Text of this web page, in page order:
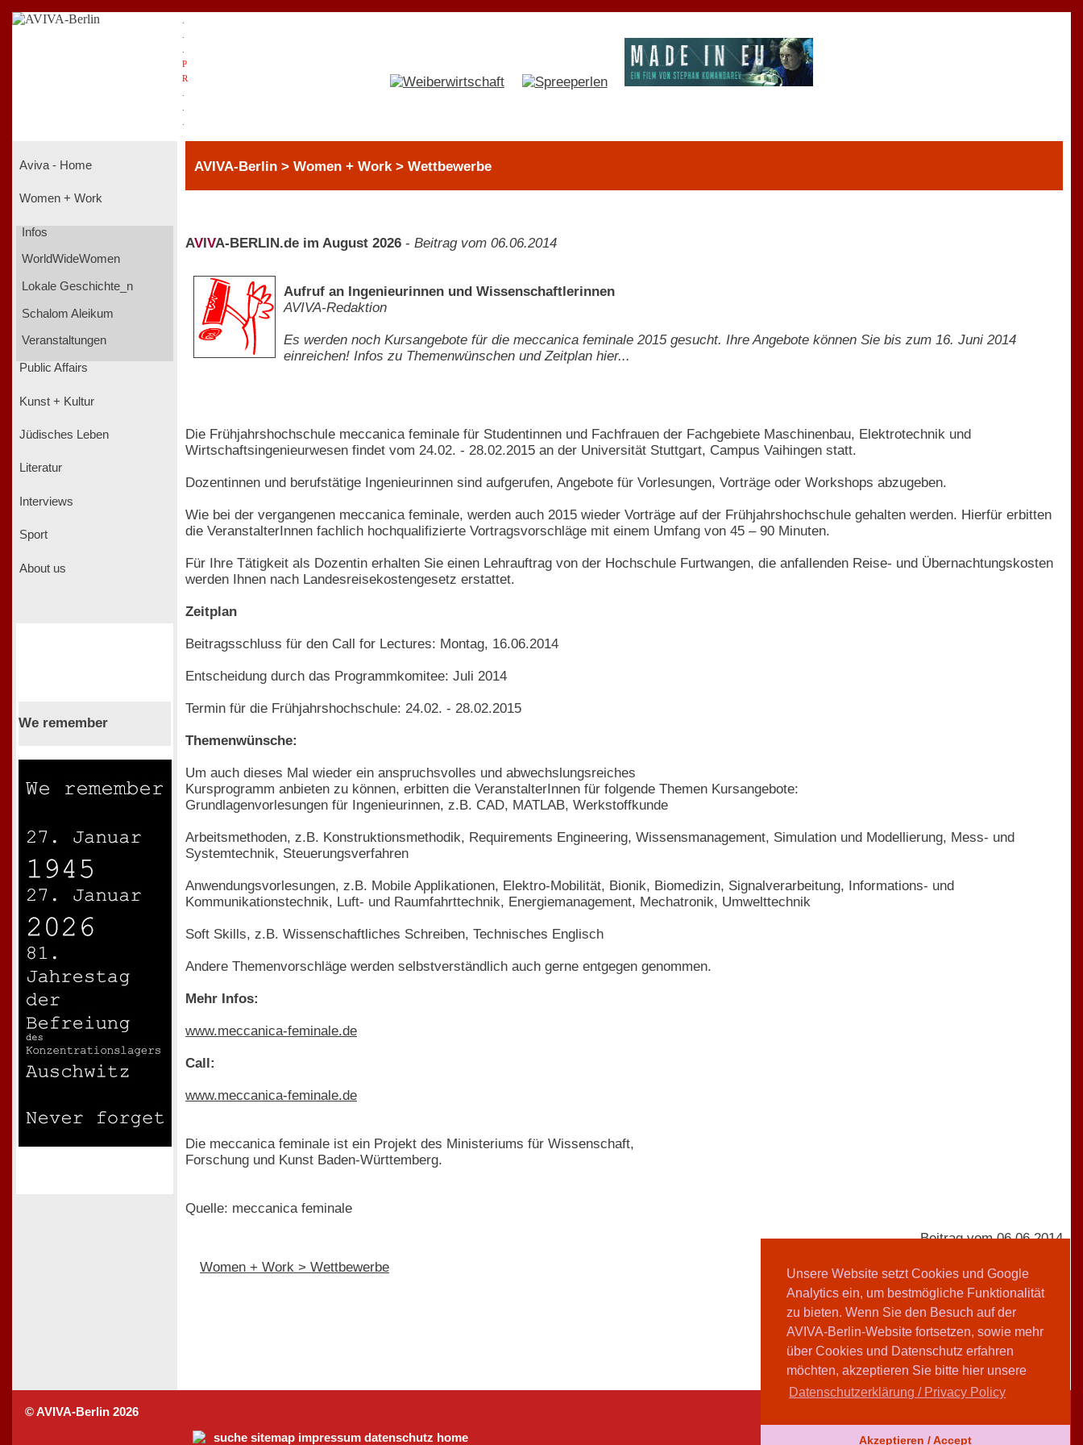
Unsere Website setzt Cookies und Google
Analytics ein, um bestmögliche Funktionalität
zu bieten. Wenn Sie den Besuch auf der
AVIVA-Berlin-Website fortsetzen, sowie mehr
über Cookies und Datenschutz erfahren
möchten, akzeptieren Sie bitte hier unsere
Datenschutzerklärung / Privacy Policy
Akzeptieren / Accept
P
R
Aviva - Home
Women + Work
Infos
WorldWideWomen
Lokale Geschichte_n
Schalom Aleikum
Veranstaltungen
Public Affairs
Kunst + Kultur
Jüdisches Leben
Literatur
Interviews
Sport
About us
We remember
AVIVA-Berlin > Women + Work > Wettbewerbe
AV VA-BERLIN.de im August 2026 - Beitrag vom 06.06.2014
Aufruf an Ingenieurinnen und Wissenschaftlerinnen
AVIVA-Redaktion
Es werden noch Kursangebote für die meccanica feminale 2015 gesucht. Ihre Angebote können Sie bis zum 16. Juni 2014
einreichen! Infos zu Themenwünschen und Zeitplan hier...
Die Frühjahrshochschule meccanica feminale für Studentinnen und Fachfrauen der Fachgebiete Maschinenbau, Elektrotechnik und
Wirtschaftsingenieurwesen findet vom 24.02. - 28.02.2015 an der Universität Stuttgart, Campus Vaihingen statt.
Dozentinnen und berufstätige Ingenieurinnen sind aufgerufen, Angebote für Vorlesungen, Vorträge oder Workshops abzugeben.
Wie bei der vergangenen meccanica feminale, werden auch 2015 wieder Vorträge auf der Frühjahrshochschule gehalten werden. Hierfür erbitten
die VeranstalterInnen fachlich hochqualifizierte Vortragsvorschläge mit einem Umfang von 45 – 90 Minuten.
Für Ihre Tätigkeit als Dozentin erhalten Sie einen Lehrauftrag von der Hochschule Furtwangen, die anfallenden Reise- und Übernachtungskosten
werden Ihnen nach Landesreisekostengesetz erstattet.
Zeitplan
Beitragsschluss für den Call for Lectures: Montag, 16.06.2014
Entscheidung durch das Programmkomitee: Juli 2014
Termin für die Frühjahrshochschule: 24.02. - 28.02.2015
Themenwünsche:
Um auch dieses Mal wieder ein anspruchsvolles und abwechslungsreiches
Kursprogramm anbieten zu können, erbitten die VeranstalterInnen für folgende Themen Kursangebote:
Grundlagenvorlesungen für Ingenieurinnen, z.B. CAD, MATLAB, Werkstoffkunde
Arbeitsmethoden, z.B. Konstruktionsmethodik, Requirements Engineering, Wissensmanagement, Simulation und Modellierung, Mess- und
Systemtechnik, Steuerungsverfahren
Anwendungsvorlesungen, z.B. Mobile Applikationen, Elektro-Mobilität, Bionik, Biomedizin, Signalverarbeitung, Informations- und
Kommunikationstechnik, Luft- und Raumfahrttechnik, Energiemanagement, Mechatronik, Umwelttechnik
Soft Skills, z.B. Wissenschaftliches Schreiben, Technisches Englisch
Andere Themenvorschläge werden selbstverständlich auch gerne entgegen genommen.
Mehr Infos:
www.meccanica-feminale.de
Call:
www.meccanica-feminale.de
Die meccanica feminale ist ein Projekt des Ministeriums für Wissenschaft,
Forschung und Kunst Baden-Württemberg.
Quelle: meccanica feminale
Women + Work > Wettbewerbe
Beitrag vom 06.06.2014
AVIVA-Redaktion
Teilen
© AVIVA-Berlin 2026
suche sitemap impressum datenschutz home